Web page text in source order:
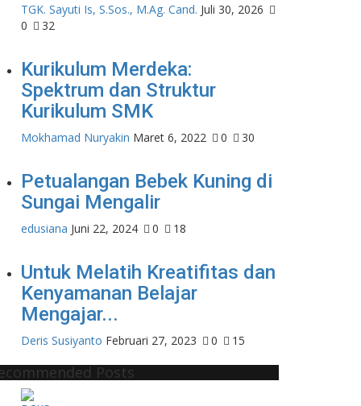
TGK. Sayuti Is, S.Sos., M.Ag. Cand. Juli 30, 2026
0
32
Kurikulum Merdeka:
Spektrum dan Struktur
Kurikulum SMK
Mokhamad Nuryakin Maret 6, 2022 0 30
Petualangan Bebek Kuning di
Sungai Mengalir
edusiana Juni 22, 2024 0 18
Untuk Melatih Kreatifitas dan
Kenyamanan Belajar
Mengajar...
Deris Susiyanto Februari 27, 2023 0 15
Posts